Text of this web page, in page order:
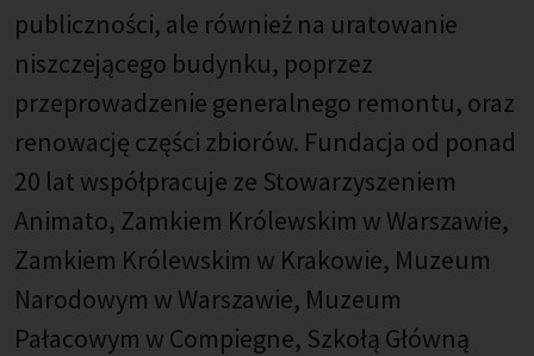
publiczności, ale również na uratowanie
niszczejącego budynku, poprzez
przeprowadzenie generalnego remontu, oraz
renowację części zbiorów. Fundacja od ponad
20 lat współpracuje ze Stowarzyszeniem
Animato, Zamkiem Królewskim w Warszawie,
Zamkiem Królewskim w Krakowie, Muzeum
Narodowym w Warszawie, Muzeum
Pałacowym w Compiegne, Szkołą Główną